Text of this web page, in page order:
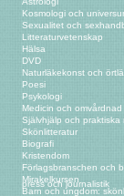
Kosmologi och
Sexualitet och
Litteraturvetenskap
Hälsa
DVD
Naturläkekonst och
Poesi
Psykologi
Medicin och omvårdnad
Självhjälp och praktiska
Skönlitteratur
Biografi
Kristendom
Förlagsbranschen och
press och journalistik
Mirakelkursen
Barn och ungdom: